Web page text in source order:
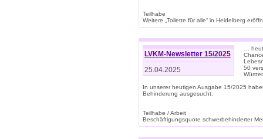
Teilhabe
Weitere „Toilette für alle“ in Heidelberg
LVKM-Newsletter 15/2025
25.04.2025
…
50
In unserer heutigen Ausgabe 15/2025
Behinderung ausgesucht:
Teilhabe / Arbeit
Beschäftigungsquote schwerbehinderter